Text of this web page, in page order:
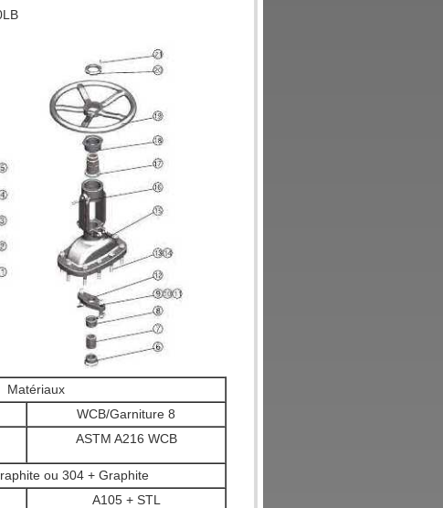
Matériaux
WCB/Garniture 8
ASTM A216 WCB
ou 304 + Graphite
A105 + STL